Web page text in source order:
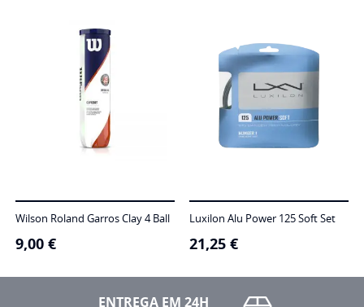
Wilson Roland Garros Clay 4 Ball
9,00 €
Luxilon Alu Power 125 Soft Set
21,25 €
ENTREGA EM 24H